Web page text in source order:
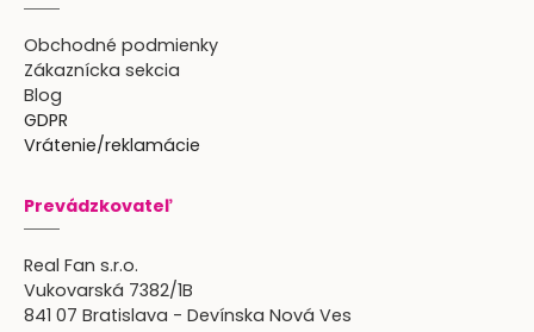
Obchodné podmienky
Zákaznícka sekcia
Blog
GDPR
Vrátenie/reklamácie
Prevádzkovateľ
Real Fan s.r.o.
Vukovarská 7382/1B
841 07 Bratislava - Devínska Nová Ves